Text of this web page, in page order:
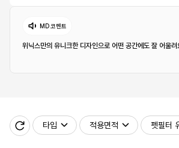
MD 코멘트
위닉스만의 유니크한 디자인으로 어떤 공간에도 잘 어울려
타입 적용면적 펫필터